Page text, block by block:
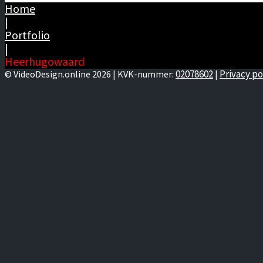
Home
|
Portfolio
|
Heerhugowaard
© VideoDesign.online 2026 | KVK-nummer: 02078602 | Privacy